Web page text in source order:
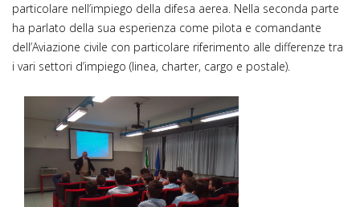
particolare nell’impiego della difesa aerea. Nella seconda parte
ha parlato della sua esperienza come pilota e comandante
dell’Aviazione civile con particolare riferimento alle differenze tra
i vari settori d’impiego (linea, charter, cargo e postale).